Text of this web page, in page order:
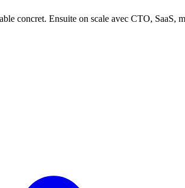
concret. Ensuite on scale avec CTO, SaaS,